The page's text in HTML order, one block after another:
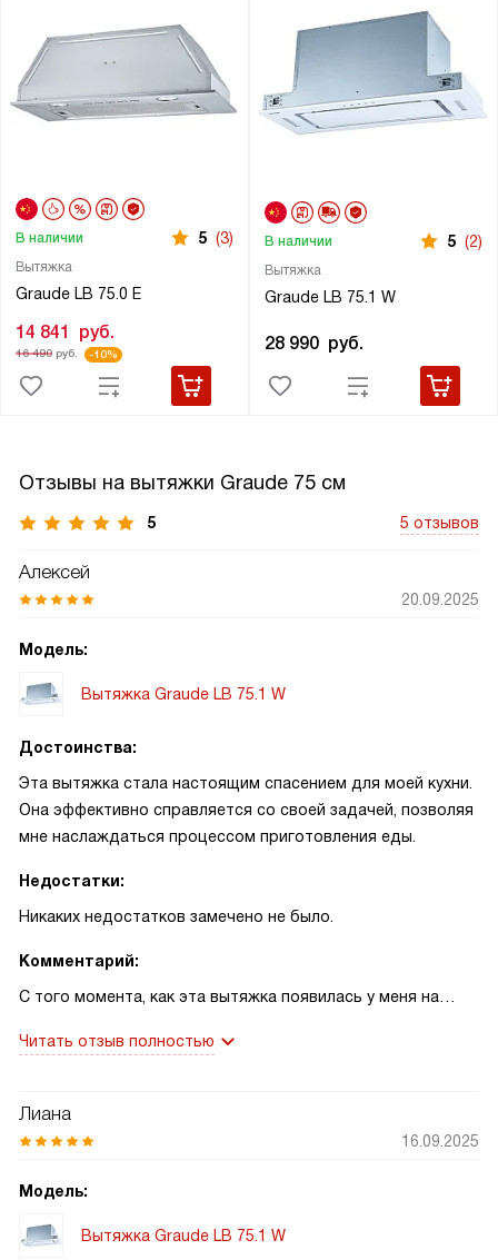
Вытяжка
Graude LB 75.0 E
В наличии 5 (3)
14 841 руб.
16 490руб. -10%
Вытяжка
Graude LB 75.1 W
В наличии 5 (2)
28 990 руб.
Отзывы на вытяжки Graude 75 см
5 5 отзывов
Алексей
20.09.2025
Модель:
Вытяжка Graude LB 75.1 W
Достоинства:
Эта вытяжка стала настоящим спасением для моей кухни.
Она эффективно справляется со своей задачей, позволяя
мне наслаждаться процессом приготовления еды.
Недостатки:
Никаких недостатков замечено не было.
Комментарий:
С того момента, как эта вытяжка появилась у меня на
приятнее. Она не только эффективно удаляет запахи, но и
атмосферу. Особенно нравится то, что есть возможность
особенно ароматной еды.
Материал фронта - закаленное стекло - придает вытяжке
Читать отзыв полностью
Лиана
16.09.2025
Модель:
Вытяжка Graude LB 75.1 W